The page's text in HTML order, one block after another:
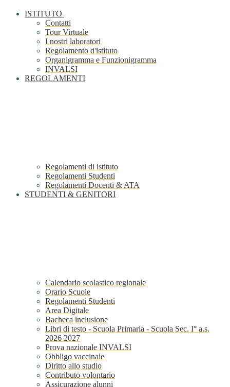
ISTITUTO
Contatti
Tour Virtuale
I nostri laboratori
Regolamento d'istituto
Organigramma e Funzionigramma
INVALSI
REGOLAMENTI
Regolamenti di istituto
Regolamenti Studenti
Regolamenti Docenti & ATA
STUDENTI & GENITORI
Calendario scolastico regionale
Orario Scuole
Regolamenti Studenti
Area Digitale
Bacheca inclusione
Libri di testo - Scuola Primaria - Scuola Sec. I° a.s.
2026 2027
Prova nazionale INVALSI
Obbligo vaccinale
Diritto allo studio
Contributo volontario
Assicurazione alunni